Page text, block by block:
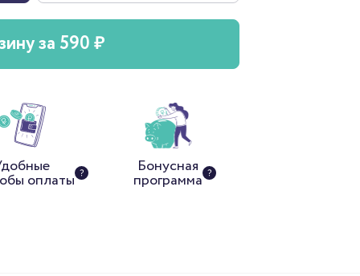
за 590 ₽
оплаты
Бонусная
программа